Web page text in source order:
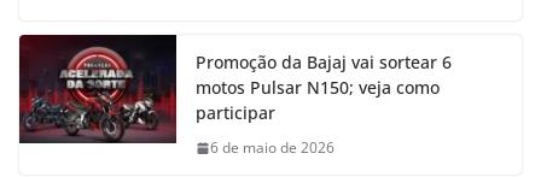
Promoção da Bajaj vai sortear 6
motos Pulsar N150; veja como
participar
6 de maio de 2026